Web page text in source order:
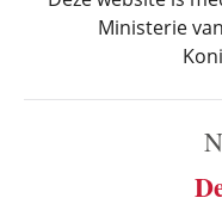
Ministerie